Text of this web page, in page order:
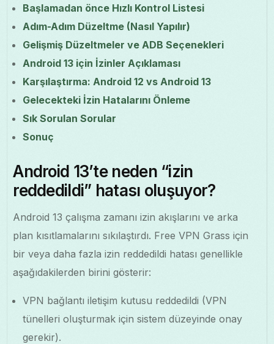
Başlamadan önce Hızlı Kontrol Listesi
Adım-Adım Düzeltme (Nasıl Yapılır)
Gelişmiş Düzeltmeler ve ADB Seçenekleri
Android 13 için İzinler Açıklaması
Karşılaştırma: Android 12 vs Android 13
Gelecekteki İzin Hatalarını Önleme
Sık Sorulan Sorular
Sonuç
Android 13’te neden “izin
reddedildi” hatası oluşuyor?
Android 13 çalışma zamanı izin akışlarını ve arka
plan kısıtlamalarını sıkılaştırdı. Free VPN Grass için
bir veya daha fazla izin reddedildi hatası genellikle
aşağıdakilerden birini gösterir:
VPN bağlantı iletişim kutusu reddedildi (VPN
tünelleri oluşturmak için sistem düzeyinde onay
gerekir).